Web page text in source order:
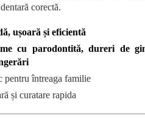
corectă.
ușoară și eficientă
cu parodontită, dureri de
pentru întreaga familie
și curatare rapida